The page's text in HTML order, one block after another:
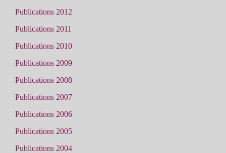
Publications 2012
Publications 2011
Publications 2010
Publications 2009
Publications 2008
Publications 2007
Publications 2006
Publications 2005
Publications 2004